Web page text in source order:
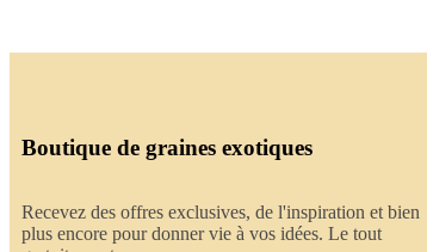
Boutique de graines exotiques
Recevez des offres exclusives, de l'inspiration et bien
plus encore pour donner vie à vos idées. Le tout